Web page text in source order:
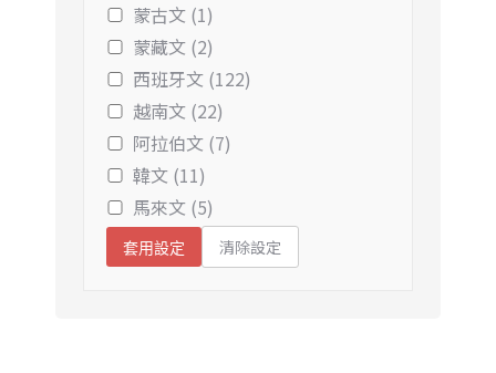
蒙古文 (1)
蒙藏文 (2)
西班牙文 (122)
越南文 (22)
阿拉伯文 (7)
韓文 (11)
馬來文 (5)
套用設定 清除設定